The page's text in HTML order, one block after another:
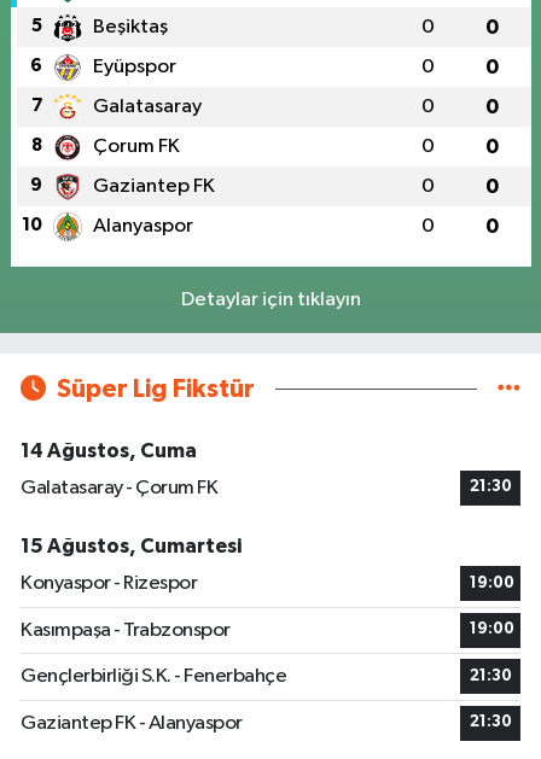
5 Beşiktaş 0 0
6 Eyüpspor 0 0
7 Galatasaray 0 0
8 Çorum FK 0 0
9 Gaziantep FK 0 0
10 Alanyaspor 0 0
Detaylar için tıklayın
Süper Lig Fikstür
14 Ağustos, Cuma
Galatasaray - Çorum FK
21:30
15 Ağustos, Cumartesi
Konyaspor - Rizespor
19:00
Kasımpaşa - Trabzonspor 19:00
Gençlerbirliği S.K. - Fenerbahçe 21:30
Gaziantep FK - Alanyaspor 21:30